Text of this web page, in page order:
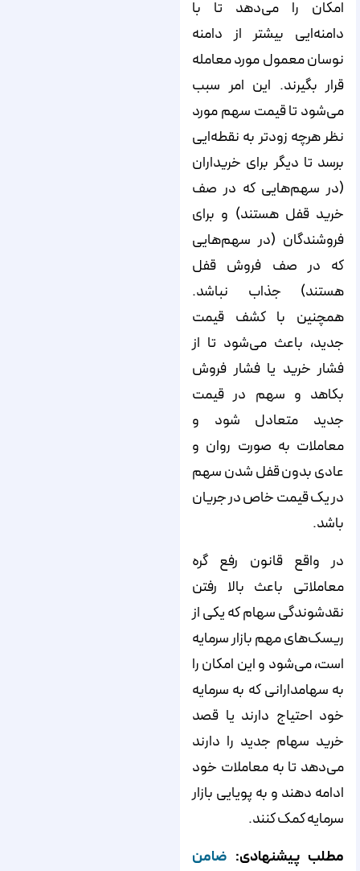
امکان را می‌دهد تا با
دامنه‌ایی بیشتر از دامنه
نوسان معمول مورد معامله
قرار بگیرند. این امر سبب
می‌شود تا قیمت سهم مورد
نظر هرچه زودتر به نقطه‌ایی
برسد تا دیگر برای خریداران
(در سهم‌هایی که در صف
خرید قفل هستند) و برای
فروشندگان‌ (در سهم‌هایی
که در صف فروش قفل
هستند) جذاب نباشد.
همچنین با کشف قیمت
جدید، باعث می‌شود تا از
فشار خرید یا فشار فروش
بکاهد و سهم در قیمت
جدید متعادل شود و
معاملات به صورت روان و
عادی بدون قفل شدن سهم
در یک قیمت خاص در جریان
باشد.
در واقع قانون رفع گره
معاملاتی باعث بالا رفتن
نقدشوندگی سهام که یکی از
ریسک‌های مهم بازار سرمایه
است، می‌شود و این امکان را
به سهامدارانی که به سرمایه
خود احتیاج دارند یا قصد
خرید سهام جدید را دارند
می‌دهد تا به معاملات خود
ادامه دهند و به پویایی بازار
سرمایه کمک کنند.
مطلب پیشنهادی: ضامن